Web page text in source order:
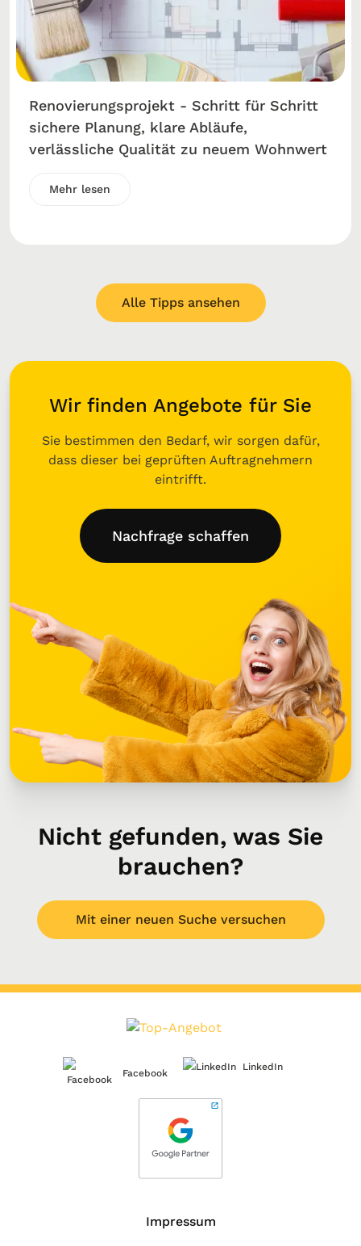
Renovierungsprojekt - Schritt für Schritt
sichere Planung, klare Abläufe,
verlässliche Qualität zu neuem Wohnwert
Mehr lesen
Alle Tipps ansehen
Wir finden Angebote für Sie
Sie bestimmen den Bedarf, wir sorgen dafür,
dass dieser bei geprüften Auftragnehmern
eintrifft.
Nachfrage schaffen
Nicht gefunden, was Sie
brauchen?
Mit einer neuen Suche versuchen
Facebook
LinkedIn
Impressum